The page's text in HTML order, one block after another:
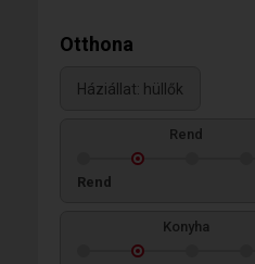
Otthona
Háziállat: hüllők
Rend
Rend
Konyha